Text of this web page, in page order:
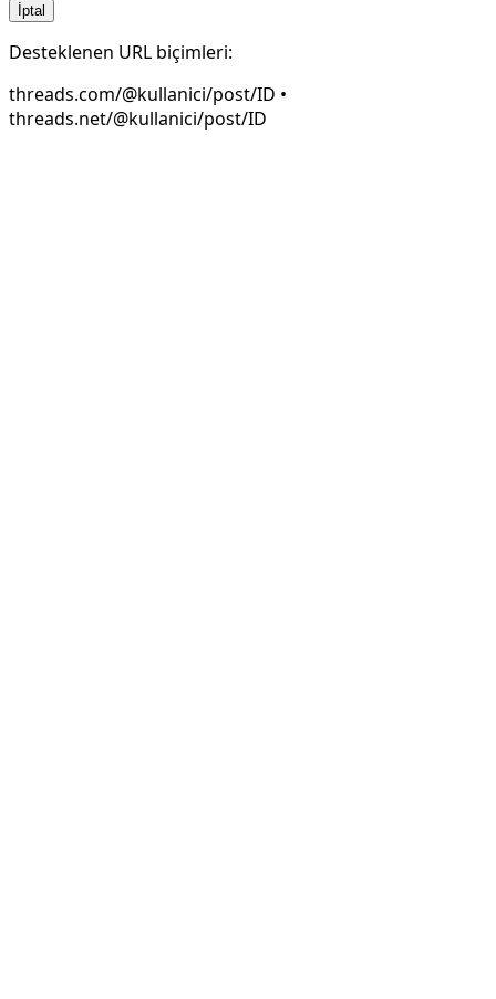
İptal
Desteklenen URL biçimleri:
threads.com/@kullanici/post/ID •
threads.net/@kullanici/post/ID